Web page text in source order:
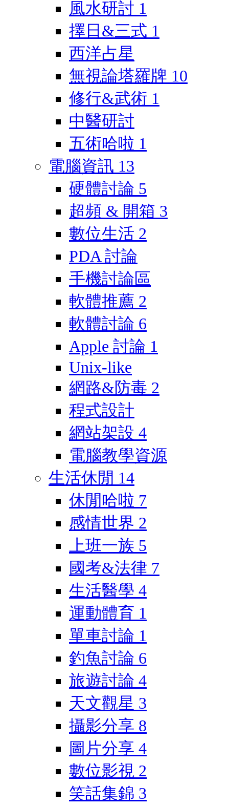
風水研討 1
擇日&三式 1
西洋占星
無視論塔羅牌 10
修行&武術 1
中醫研討
五術哈啦 1
電腦資訊 13
硬體討論 5
超頻 & 開箱 3
數位生活 2
PDA 討論
手機討論區
軟體推薦 2
軟體討論 6
Apple 討論 1
Unix-like
網路&防毒 2
程式設計
網站架設 4
電腦教學資源
生活休閒 14
休閒哈啦 7
感情世界 2
上班一族 5
國考&法律 7
生活醫學 4
運動體育 1
單車討論 1
釣魚討論 6
旅遊討論 4
天文觀星 3
攝影分享 8
圖片分享 4
數位影視 2
笑話集錦 3